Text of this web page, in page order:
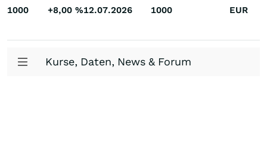
1000 +8,00 %12.07.2026 1000 EUR
Kurse, Daten, News & Forum